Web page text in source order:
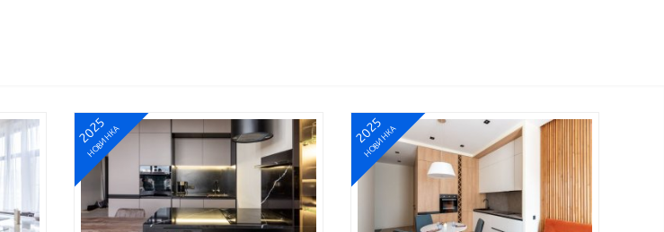
2025
НОВИНКА 2025
НОВИНКА